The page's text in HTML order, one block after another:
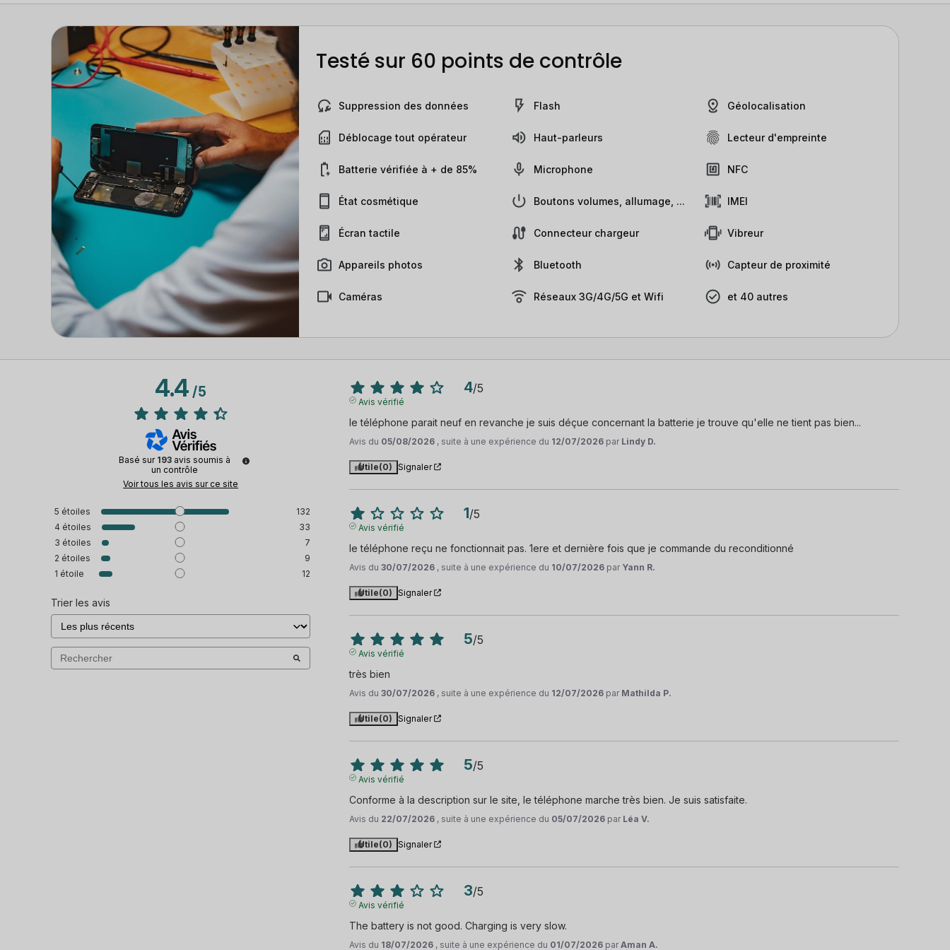
Testé sur 60 points de contrôle
Suppression des données
Déblocage tout opérateur
Batterie vérifiée à + de 85%
État cosmétique
Écran tactile
Appareils photos
Caméras
Flash
Haut-parleurs
Microphone
Boutons volumes, allumage, ...
Connecteur chargeur
Bluetooth
Réseaux 3G/4G/5G et Wifi
Géolocalisation
Lecteur d'empreinte
NFC
IMEI
Vibreur
Capteur de proximité
et 40 autres
4.4/5
Basé sur 193 avis soumis à
un contrôle
Voir tous les avis sur ce site
5 étoiles
132
4 étoiles
33
3 étoiles
7
2 étoiles
9
1 étoile 12
Trier les avis
4/5
Avis vérifié
le téléphone parait neuf en revanche je suis déçue concernant la batterie je trouve qu'elle ne tient pas bien...
Avis du 05/08/2026 , suite à une expérience du 12/07/2026 par Lindy D.
Utile(0) Signaler
1/5
Avis vérifié
le téléphone reçu ne fonctionnait pas. 1ere et dernière fois que je commande du reconditionné
Avis du30/07/2026 , suite à une expérience du 10/07/2026 par Yann R.
Utile(0) Signaler
5/5
Avis vérifié
très bien
Avis du30/07/2026 , suite à une expérience du 12/07/2026 par Mathilda P.
Utile(0) Signaler
5/5
Avis vérifié
Conforme à la description sur le site, le téléphone marche très bien. Je suis satisfaite.
Avis du 22/07/2026 , suite à une expérience du 05/07/2026 par Léa V.
Utile(0) Signaler
3/5
Avis vérifié
The battery is not good. Charging is very slow.
Avis du 18/07/2026 , suite à une expérience du 01/07/2026 parAman A.